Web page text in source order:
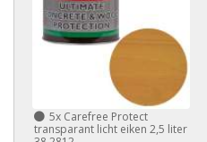
5x Carefree Protect
transparant licht eiken 2,5 liter